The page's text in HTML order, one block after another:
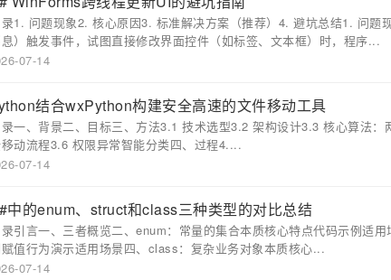
录1. 问题现象2. 核心原因3. 标准解决方案（推荐）4. 避坑总结1. 问题
）触发事件，试图直接修改界面控件（如标签、文本框）时，程序...
07-14
结合wxPython构建安全高速的文件移动工具
录一、背景二、目标三、方法3.1 技术选型3.2 架构设计3.3 核心算法
动流程3.6 权限异常智能分类四、过程4....
07-14
中的enum、struct和class三种类型的对比总结
录引言一、三者概览二、enum：常量的集合本质核心特点代码示例适
值行为演示适用场景四、class：复杂业务对象本质核心...
07-14